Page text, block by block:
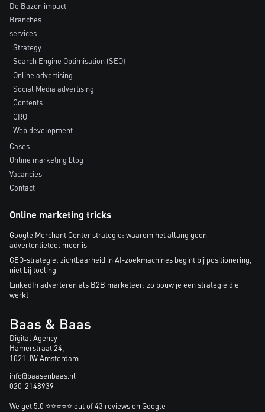
De Bazen impact
Branches
services
Strategy
Search Engine Optimisation (SEO)
Online advertising
Social Media advertising
Contents
CRO
Web development
Cases
Online marketing blog
Vacancies
Contact
Online marketing tricks
Google Merchant Center strategie: waarom het allang geen
advertentietool meer is
GEO-strategie: zichtbaarheid in AI-zoekmachines begint bij positionering,
niet bij tooling
LinkedIn adverteren als B2B marketeer: zo bouw je een strategie die
werkt
Baas & Baas
Digital Agency
Hamerstraat 24,
1021 JW Amsterdam
info@baasenbaas.nl
020-2148939
We get 5.0 ⭐⭐⭐⭐⭐ out of 43 reviews on Google